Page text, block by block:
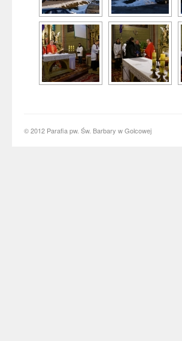
© 2012 Parafia pw. Św. Barbary w Golcowej